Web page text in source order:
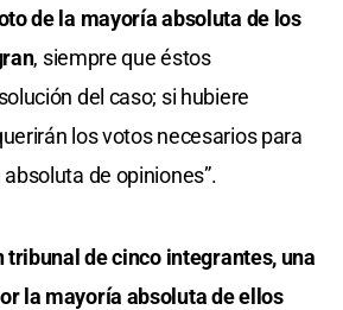
de la mayoría absoluta de los
, siempre que éstos
del caso; si hubiere
los votos necesarios para
de opiniones”.
tribunal de cinco integrantes, una
la mayoría absoluta de ellos